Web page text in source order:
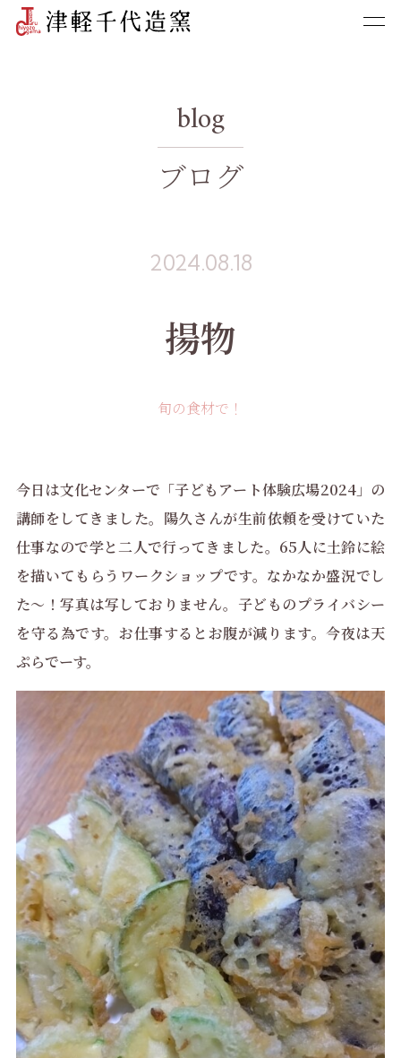
blog
ブログ
2024.08.18
揚物
旬の食材で！
今日は文化センターで「子どもアート体験広場2024」の
講師をしてきました。陽久さんが生前依頼を受けていた
仕事なので学と二人で行ってきました。65人に土鈴に絵
を描いてもらうワークショップです。なかなか盛況でし
た～！写真は写しておりません。子どものプライバシー
を守る為です。お仕事するとお腹が減ります。今夜は天
ぷらでーす。